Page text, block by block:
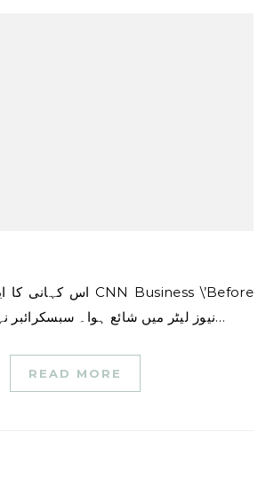
اس کہانی کا ایک ورژن پہلی بار CNN Business \’Before
the Bell نیوز لیٹر میں شائع ہوا۔ سبسکرائبر نہیں؟ آپ…
READ MORE